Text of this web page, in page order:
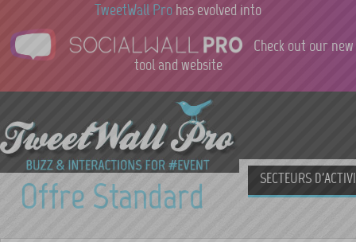
TweetWall Pro has evolved into
Check out our new
tool and website
SECTEURS
Offre Standard